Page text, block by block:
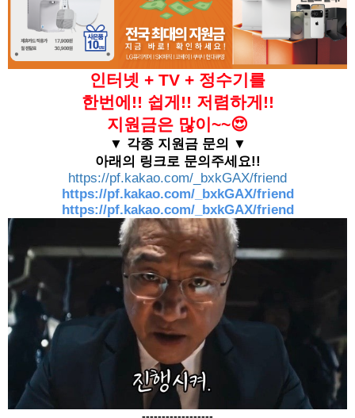
인터넷 + TV + 정수기를
한번에!! 쉽게!! 저렴하게!!
지원금은 많이~~😍
▼ 각종 지원금 문의 ▼
아래의 링크로 문의주세요!!
https://pf.kakao.com/_bxkGAX/friend
https://pf.kakao.com/_bxkGAX/friend
https://pf.kakao.com/_bxkGAX/friend
------------------